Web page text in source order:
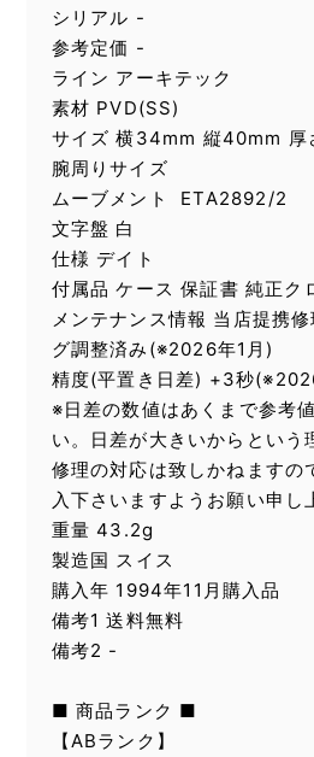
シリアル -
参考定価 -
ライン アーキテック
素材 PVD(SS)
サイズ 横34mm 縦40mm 厚
腕周りサイズ
ムーブメント ETA2892/2
文字盤 白
仕様 デイト
付属品 ケース 保証書 純正ク
メンテナンス情報 当店提携
グ調整済み(※2026年1月)
精度(平置き日差) +3秒
※日差の数値はあくまで参考
い。日差が大きいからという
修理の対応は致しかねますの
入下さいますようお願い申し
重量 43.2g
製造国 スイス
購入年 1994年11月購入品
備考1 送料無料
備考2 -
■ 商品ランク ■
【ABランク】